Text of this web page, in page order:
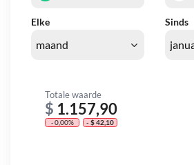
Elke Sinds
Totale waarde
$ 1.157,90
- 0,00% - $ 42,10